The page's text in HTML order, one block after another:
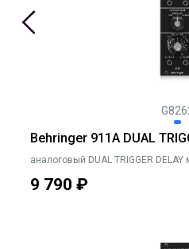
Behringer 911A DUAL
аналоговый DUAL TRIGGER
9 790 ₽